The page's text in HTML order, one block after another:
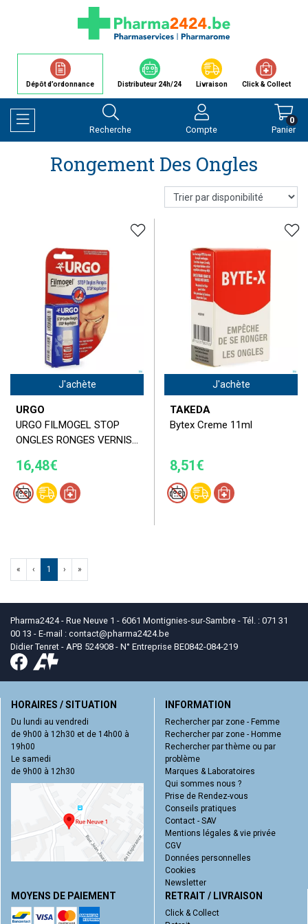
Dépôt d’ordonnance Distributeur 24h/24 Livraison Click & Collect
Afficher la navigation
Recherche Compte Panier
0
Rongement Des Ongles
J'achète
URGO
URGO FILMOGEL STOP
ONGLES RONGES VERNIS...
16,48€
J'achète
TAKEDA
Bytex Creme 11ml
8,51€
« ‹ 1 › »
Pharma2424 - Rue Neuve 1 - 6061 Montignies-sur-Sambre - Tél. : 071 31
00 13 - E-mail : contact@pharma2424.be
Didier Tenret - APB 524908 - N° Entreprise BE0842-084-219
HORAIRES / SITUATION
Du lundi au vendredi
de 9h00 à 12h30 et de 14h00 à
19h00
Le samedi
de 9h00 à 12h30
INFORMATION
Rechercher par zone - Femme
Rechercher par zone - Homme
Rechercher par thème ou par
problème
Marques & Laboratoires
Qui sommes nous ?
Prise de Rendez-vous
Conseils pratiques
Contact - SAV
Mentions légales & vie privée
CGV
Données personnelles
Cookies
Newsletter
MOYENS DE PAIEMENT RETRAIT / LIVRAISON
Click & Collect